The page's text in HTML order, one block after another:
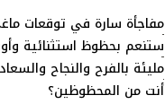
ستنعم بحظوظ استثنائية
مليئة بالفرح والنجاح
أنت من المحظوظين؟